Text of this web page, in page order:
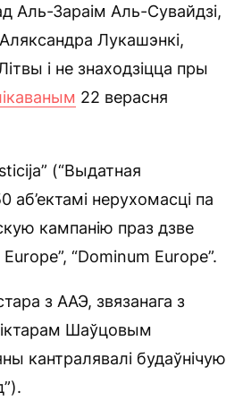
Аль-Зараім Аль-Сувайдзі,
Лукашэнкі,
і не знаходзіцца пры
22 верасня
(“Выдатная
нерухомасці па
кампанію праз дзве
“Dominum Europe”.
з ААЭ, звязанага з
Шаўцовым
кантралявалі будаўнічую